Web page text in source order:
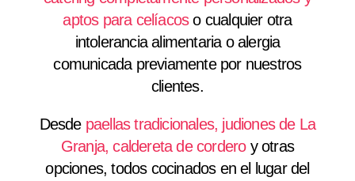
aptos para celíacoso cualquier otra
intolerancia alimentaria o alergia
comunicada previamente por nuestros
clientes.
Desde paellas tradicionales, judiones de La
Granja, caldereta de corderoy otras
opciones, todos cocinados en el lugar del